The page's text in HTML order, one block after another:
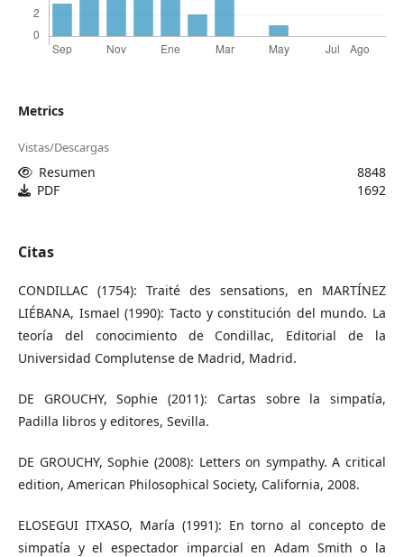
Metrics
Vistas/Descargas
Resumen
8848
PDF
1692
Citas
CONDILLAC (1754): Traité des sensations, en MARTÍNEZ
LIÉBANA, Ismael (1990): Tacto y constitución del mundo. La
teoría del conocimiento de Condillac, Editorial de la
Universidad Complutense de Madrid, Madrid.
DE GROUCHY, Sophie (2011): Cartas sobre la simpatía,
Padilla libros y editores, Sevilla.
DE GROUCHY, Sophie (2008): Letters on sympathy. A critical
edition, American Philosophical Society, California, 2008.
ELOSEGUI ITXASO, María (1991): En torno al concepto de
simpatía y el espectador imparcial en Adam Smith o la